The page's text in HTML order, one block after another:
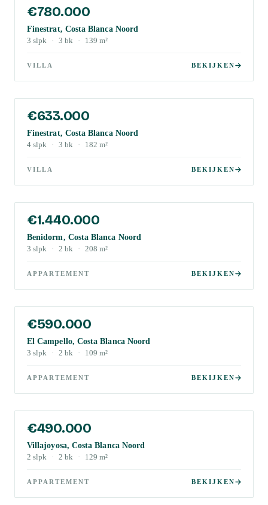
€780.000
Finestrat, Costa Blanca Noord
3 slpk · 3 bk · 139 m²
VILLA BEKIJKEN
€633.000
Finestrat, Costa Blanca Noord
4 slpk · 3 bk · 182 m²
VILLA BEKIJKEN
€1.440.000
Benidorm, Costa Blanca Noord
3 slpk · 2 bk · 208 m²
APPARTEMENT BEKIJKEN
€590.000
El Campello, Costa Blanca Noord
3 slpk · 2 bk · 109 m²
APPARTEMENT BEKIJKEN
€490.000
Villajoyosa, Costa Blanca Noord
2 slpk · 2 bk · 129 m²
APPARTEMENT BEKIJKEN